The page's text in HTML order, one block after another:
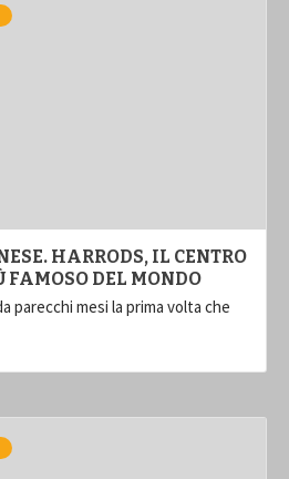
HARRODS, IL CENTRO
FAMOSO DEL MONDO
parecchi mesi la prima volta che